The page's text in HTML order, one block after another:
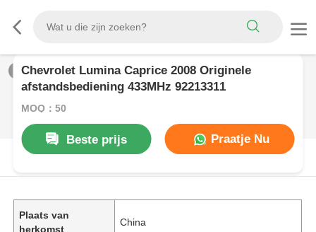
/0
Chevrolet Lumina Caprice 2008 Originele
afstandsbediening 433MHz 92213311
MOQ：50
Beste prijs
Praatje Nu
PRODUCTOMSCHRIJVING
Plaats van
herkomst
China